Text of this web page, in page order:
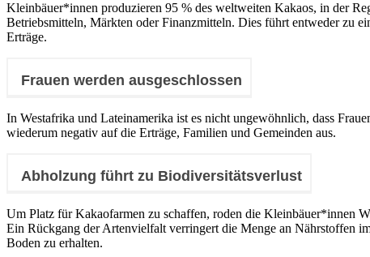
Kleinbäuer*innen produzieren 95 % des weltweiten Kakaos, in der
Betriebsmitteln, Märkten oder Finanzmitteln. Dies führt entweder zu
Erträge.
Frauen werden ausgeschlossen
In Westafrika und Lateinamerika ist es nicht ungewöhnlich, dass
wiederum negativ auf die Erträge, Familien und Gemeinden aus.
Abholzung führt zu Biodiversitätsverlust
Um Platz für Kakaofarmen zu schaffen, roden die Kleinbäuer*innen
Ein Rückgang der Artenvielfalt verringert die Menge an Nährstoffen
Boden zu erhalten.